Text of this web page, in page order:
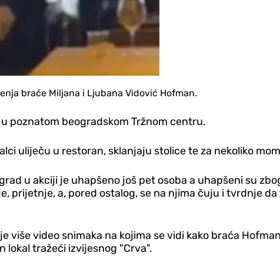
braće Miljana i Ljubana Vidović Hofman.
poznatom beogradskom Tržnom centru.
uliječu u restoran, sklanjaju stolice te za nekoliko
u akciji je uhapšeno još pet osoba a uhapšeni su
prijetnje, a, pored ostalog, se na njima čuju i tvrdnje
više video snimaka na kojima se vidi kako braća
lokal tražeći izvijesnog "Crva".